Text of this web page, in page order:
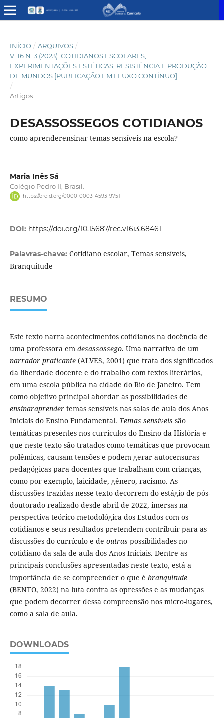
INÍCIO / ARQUIVOS /
V. 16 N. 3 (2023): COTIDIANOS ESCOLARES,
EXPERIMENTAÇÕES ESTÉTICAS, RESISTÊNCIA E PRODUÇÃO
DE MUNDOS [PUBLICAÇÃO EM FLUXO CONTÍNUO]
/
Artigos
DESASSOSSEGOS COTIDIANOS
como aprenderensinar temas sensíveis na escola?
Maria Inês Sá
Colégio Pedro II, Brasil.
https://orcid.org/0000-0003-4593-9751
DOI: https://doi.org/10.15687/rec.v16i3.68461
Palavras-chave: Cotidiano escolar, Temas sensíveis,
Branquitude
RESUMO
Este texto narra acontecimentos cotidianos na docência de
uma professora em desassossego. Uma narrativa de um
narrador praticante(ALVES, 2001) que trata dos significados
da liberdade docente e do trabalho com textos literários,
em uma escola pública na cidade do Rio de Janeiro. Tem
como objetivo principal abordar as possibilidades de
ensinaraprendertemas sensíveis nas salas de aula dos Anos
Iniciais do Ensino Fundamental. Temas sensíveis são
temáticas presentes nos currículos do Ensino da História e
que neste texto são tratados como temáticas que provocam
polêmicas, causam tensões e podem gerar autocensuras
pedagógicas para docentes que trabalham com crianças,
como por exemplo, laicidade, gênero, racismo. As
discussões trazidas nesse texto decorrem do estágio de pós-
doutorado realizado desde abril de 2022, imersas na
perspectiva teórico-metodológica dos Estudos com os
cotidianos e seus resultados pretendem contribuir para as
discussões do currículo e de outras possibilidades no
cotidiano da sala de aula dos Anos Iniciais. Dentre as
principais conclusões apresentadas neste texto, está a
importância de se compreender o que é branquitude
(BENTO, 2022) na luta contra as opressões e as mudanças
que podem decorrer dessa compreensão nos micro-lugares,
como a sala de aula.
DOWNLOADS